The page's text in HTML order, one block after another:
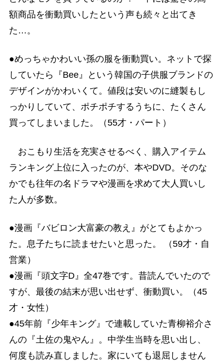
額商品を衝動買いしたという声も続々と出てき
た…。
●めっちゃかわいい孫の服を衝動買い。ネットで探
していたら『Bee』という韓国の子供服ブランドの
デザインがかわいくて。値段は安いのに縫製もし
っかりしていて、ポチポチするうちに、たくさん
買ってしまいました。（55才・パート）
おこもり生活を充実させるべく、購入アイテム
ランキング上位に入ったのが、本やDVD。そのな
かでも往年の名ドラマや漫画を求めて大人買いし
た人が多数。
●漫画『バビロン大富豪の教え』がとてもよかっ
た。息子たちに読ませたいと思った。 （59才・自
営業）
●漫画『頭文字D』全47巻です。昔読んでいたので
すが、最後の結末が思い出せず、衝動買い。（45
才・女性）
●45年前『少年キング』で連載していた青柳裕介さ
んの『土佐の鬼やん』。中学生当時を思い出し、
何度も読み直しました。家にいても退屈しません